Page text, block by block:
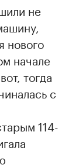
не
нового
начале
тогда
с
114-